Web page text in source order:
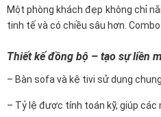
Một phòng khách đẹp không chỉ
tinh tế và có chiều sâu hơn.
Thiết kế đồng bộ – tạo sự liền
– Bàn sofa và kệ tivi sử dụng
– Tỷ lệ được tính toán kỹ, giúp